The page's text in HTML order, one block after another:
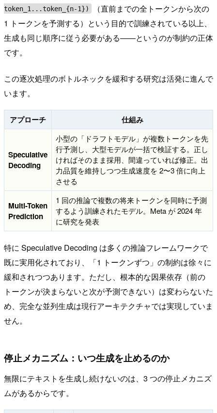
token_1...token_{n-1})
（直前までの全トークンから次の
1 トークンを予測する）という目的で訓練されている以上、
生成も同じ順序に従う必要がある——というのが制約の正体
です。
この逐次処理のボトルネックを緩和する研究は活発に進んで
います。
アプローチ 仕組み
Speculative
Decoding
小型の「ドラフトモデル」が複数トークンを先
行予測し、大型モデルが一括で検証する。正し
ければそのまま採用、間違っていれば修正。出
力品質を維持しつつ生成速度を 2〜3 倍に向上
させる
Multi-Token
Prediction
1 回の推論で複数の将来トークンを同時に予測
するよう訓練されたモデル。Meta が 2024 年
に研究を発表
特に Speculative Decoding は多くの推論フレームワークで
既に実用化されており、「1 トークンずつ」の制約は徐々に
緩和されつつあります。ただし、根本的な因果依存（前の
トークンが決まらないと次が予測できない）は変わらないた
め、完全な並列生成は現行アーキテクチャでは実現していま
せん。
停止メカニズム：いつ生成を止めるのか
無限にテキストを生成し続けないのは、3 つの停止メカニズ
ムがあるからです。